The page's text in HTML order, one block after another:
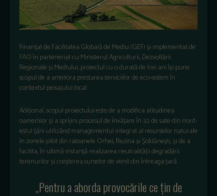
Finanțat de Facilitatea Globală de Mediu (GEF) și implementat de
FAO în parteneriat cu Ministerul Agriculturii, Dezvoltării
Regionale și Mediului, proiectul cu o durată de trei ani își pune
scopul de a ameliora prestarea serviciilor de eco-sistem în
contextul peisajului local.
Adițional, scopul proiectului este de a modifica atitudinea
oamenilor și a sprijini procesul de învățare în 32 de sate din nord-
estul țării utilizând managementul integrat al resurselor naturale
în zonele pilot din raioanele Orhei, Rezina și Șoldănești, și de a
facilita, în ultimă instanță realizarea neutralității degradării
terenurilor și creșterea surselor de venit din întreaga țară.
„Pentru a aborda provocările ce țin de